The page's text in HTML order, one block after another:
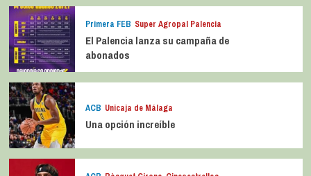
Primera FEB Super Agropal Palencia
El Palencia lanza su campaña de
abonados
ACB Unicaja de Málaga
Una opción increíble